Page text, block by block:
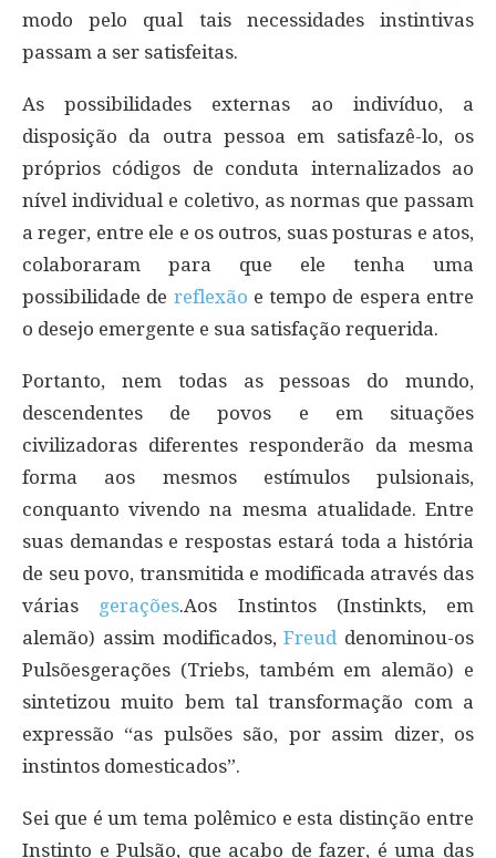
modo pelo qual tais necessidades instintivas
passam a ser satisfeitas.
As possibilidades externas ao indivíduo, a
disposição da outra pessoa em satisfazê-lo, os
próprios códigos de conduta internalizados ao
nível individual e coletivo, as normas que passam
a reger, entre ele e os outros, suas posturas e atos,
colaboraram para que ele tenha uma
possibilidade de reflexão e tempo de espera entre
o desejo emergente e sua satisfação requerida.
Portanto, nem todas as pessoas do mundo,
descendentes de povos e em situações
civilizadoras diferentes responderão da mesma
forma aos mesmos estímulos pulsionais,
conquanto vivendo na mesma atualidade. Entre
suas demandas e respostas estará toda a história
de seu povo, transmitida e modificada através das
várias gerações.Aos Instintos (Instinkts, em
alemão) assim modificados,Freud denominou-os
Pulsõesgerações (Triebs, também em alemão) e
sintetizou muito bem tal transformação com a
expressão “as pulsões são, por assim dizer, os
instintos domesticados”.
Sei que é um tema polêmico e esta distinção entre
Instinto e Pulsão, que acabo de fazer, é uma das